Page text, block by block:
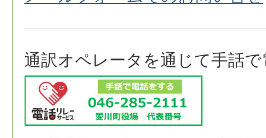
通訳オペレータを通じて手話